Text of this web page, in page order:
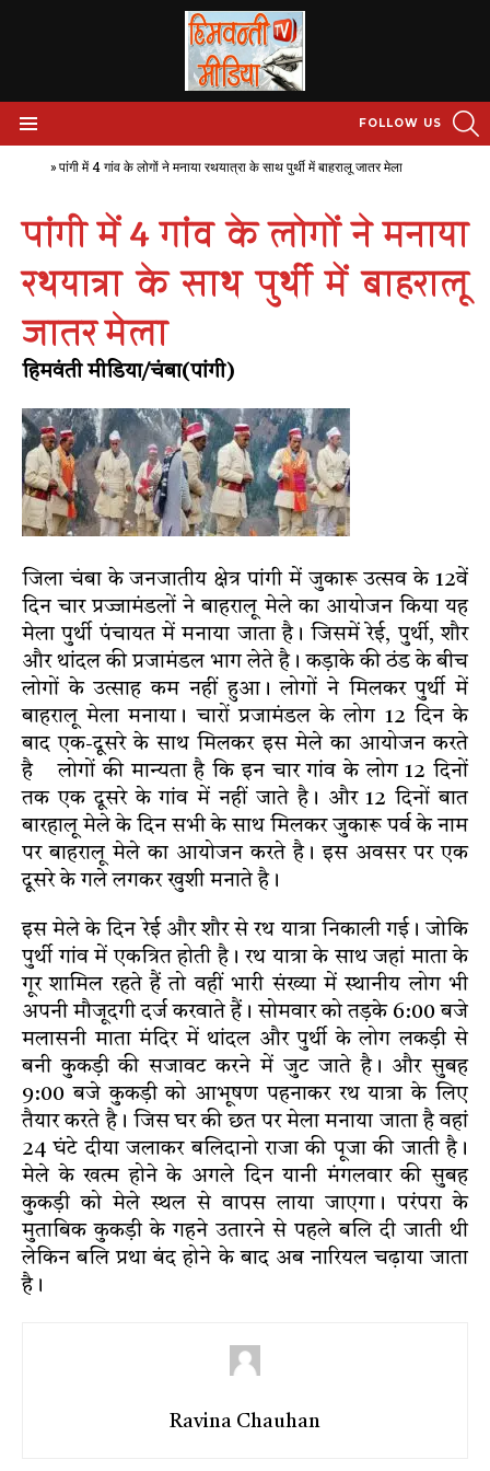
FOLLOW US
» पांगी में 4 गांव के लोगों ने मनाया रथयात्रा के साथ पुर्थी में बाहरालू जातर मेला
पांगी में 4 गांव के लोगों ने मनाया
रथयात्रा के साथ पुर्थी में बाहरालू
जातर मेला
हिमवंती मीडिया/चंबा(पांगी)
जिला चंबा के जनजातीय क्षेत्र पांगी में जुकारू उत्सव के 12वें
दिन चार प्रज्जामंडलों ने बाहरालू मेले का आयोजन किया यह
मेला पुर्थी पंचायत में मनाया जाता है। जिसमें रेई, पुर्थी, शौर
और थांदल की प्रजामंडल भाग लेते है। कड़ाके की ठंड के बीच
लोगों के उत्साह कम नहीं हुआ। लोगों ने मिलकर पुर्थी में
बाहरालू मेला मनाया। चारों प्रजामंडल के लोग 12 दिन के
बाद एक-दूसरे के साथ मिलकर इस मेले का आयोजन करते
है।
लोगों की मान्यता है कि इन चार गांव के लोग 12 दिनों
तक एक दूसरे के गांव में नहीं जाते है। और 12 दिनों बात
बारहालू मेले के दिन सभी के साथ मिलकर जुकारू पर्व के नाम
पर बाहरालू मेले का आयोजन करते है। इस अवसर पर एक
दूसरे के गले लगकर खुशी मनाते है।
इस मेले के दिन रेई और शौर से रथ यात्रा निकाली गई। जोकि
पुर्थी गांव में एकत्रित होती है। रथ यात्रा के साथ जहां माता के
गूर शामिल रहते हैं तो वहीं भारी संख्या में स्थानीय लोग भी
अपनी मौजूदगी दर्ज करवाते हैं। सोमवार को तड़के 6:00 बजे
मलासनी माता मंदिर में थांदल और पुर्थी के लोग लकड़ी से
बनी कुकड़ी की सजावट करने में जुट जाते है। और सुबह
9:00 बजे कुकड़ी को आभूषण पहनाकर रथ यात्रा के लिए
तैयार करते है। जिस घर की छत पर मेला मनाया जाता है वहां
24 घंटे दीया जलाकर बलिदानो राजा की पूजा की जाती है।
मेले के खत्म होने के अगले दिन यानी मंगलवार की सुबह
कुकड़ी को मेले स्थल से वापस लाया जाएगा। परंपरा के
मुताबिक कुकड़ी के गहने उतारने से पहले बलि दी जाती थी
लेकिन बलि प्रथा बंद होने के बाद अब नारियल चढ़ाया जाता
है।
Ravina Chauhan